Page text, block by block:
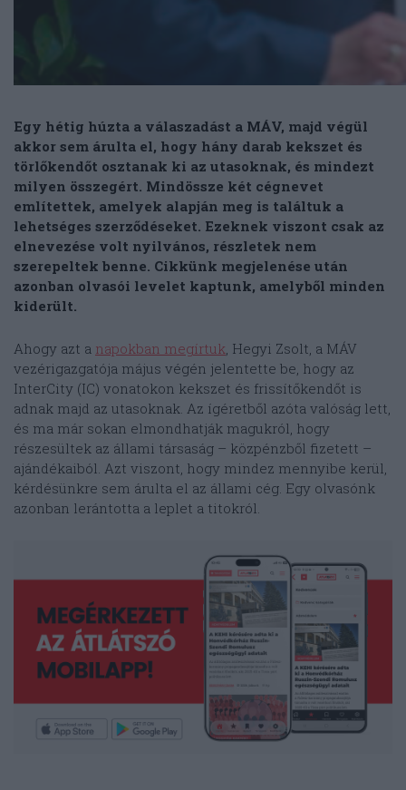
Egy hétig húzta a válaszadást a MÁV, majd végül
akkor sem árulta el, hogy hány darab kekszet és
törlőkendőt osztanak ki az utasoknak, és mindezt
milyen összegért. Mindössze két cégnevet
említettek, amelyek alapján meg is találtuk a
lehetséges szerződéseket. Ezeknek viszont csak az
elnevezése volt nyilvános, részletek nem
szerepeltek benne. Cikkünk megjelenése után
azonban olvasói levelet kaptunk, amelyből minden
kiderült.
Ahogy azt a napokban megírtuk, Hegyi Zsolt, a MÁV
vezérigazgatója május végén jelentette be, hogy az
InterCity (IC) vonatokon kekszet és frissítőkendőt is
adnak majd az utasoknak. Az ígéretből azóta valóság lett,
és ma már sokan elmondhatják magukról, hogy
részesültek az állami társaság – közpénzből fizetett –
ajándékaiból. Azt viszont, hogy mindez mennyibe kerül,
kérdésünkre sem árulta el az állami cég. Egy olvasónk
azonban lerántotta a leplet a titokról.